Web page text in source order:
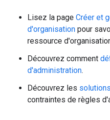
Lisez la page Créer et
d'organisation pour
ressource
Découvrez comment
d'administration.
Découvrez les
contraintes de règles